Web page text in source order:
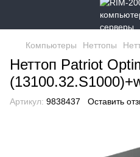
Компьютеры Неттопы
Неттоп Patriot
Артикул: 9838437 Оставить